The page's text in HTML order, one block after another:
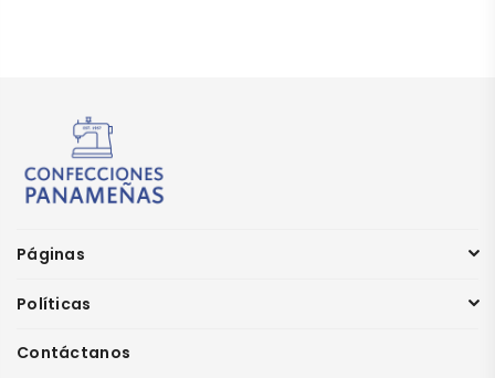
Páginas
Políticas
Contáctanos